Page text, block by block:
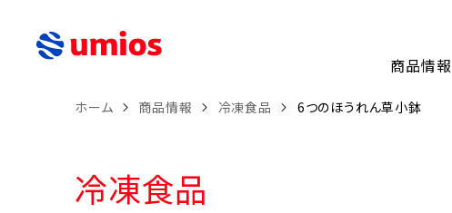
商品情報
ホーム 商品情報 冷凍食品 6つのほうれん草小鉢
冷凍食品